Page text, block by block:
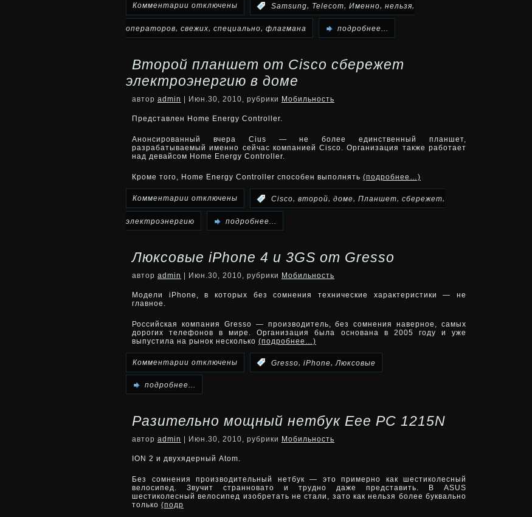
приложениях
Комментарии к
записи
свежих
от
Samsung
как
нельзя
именно
специально
и
KT
отключены Samsung, Telecom, Именно, нельзя,
операторов, свежих, специально, флагмана подробнее...
Второй планшет от Cisco сбережет
электроэнергию в доме
автор admin | Июн.30, 2010, рубрики Мобильность
Представлен Home Energy Controller.
Анонсированный вчера Cius — не более единственный планшет,
разрабатываемый именно сейчас компанией Cisco. Организация также работает
над девайсом Home Energy Controller.
Кроме того, Home Energy Controller способен выполнять (подробнее…)
Комментарии к
записи
планшет
сбережет
электроэнергию
в
доме
отключены Cisco, второй, доме, Планшет, сбережет,
электроэнергию подробнее...
Люксовые iPhone 4 и 3GS от Gresso
автор admin | Июн.30, 2010, рубрики Мобильность
Модели iPhone, в которых без сомнения технические характеристики — не
главное.
Российская компания Gresso — производитель, без сомнения наверное, самых
дорогих телефонов в мире. Организация была основана в 2005 году и уже
выпустила на рынок несколько (подробнее…)
Комментарии к
iPhone
3GS
отключены Gresso iPhone Люксовые
подробнее...
Разительно мощный нетбук Eee PC 1215N
автор admin | Июн.30, 2010, рубрики Мобильность
ION 2 и двухядерный Atom.
Без сомнения производительный нетбук — это примерно как шестиколесный
велосипед. Звучит странновато и трудно даже представить. В ASUS
шестиколесный велосипед изобретать не стали, зато как нельзя более буквально
только (подр